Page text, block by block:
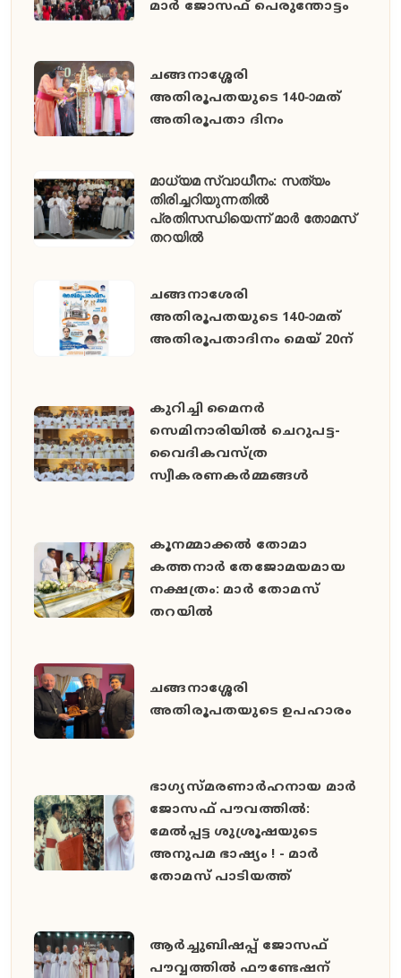
മാർ ജോസഫ് പെരുന്തോട്ടം
ചങ്ങനാശ്ശേരി
അതിരൂപതയുടെ 140-ാമത്
അതിരൂപതാ ദിനം
മാധ്യമ സ്വാധീനം: സത്യം
തിരിച്ചറിയുന്നതിൽ
പ്രതിസന്ധിയെന്ന് മാർ തോമസ്
തറയിൽ
ചങ്ങനാശേരി
അതിരൂപതയുടെ 140-ാമത്
അതിരൂപതാദിനം മെയ് 20ന്
കുറിച്ചി മൈനർ
സെമിനാരിയിൽ ചെറുപട്ട-
വൈദികവസ്ത്ര
സ്വീകരണകർമ്മങ്ങൾ
കൂനമ്മാക്കൽ തോമാ
കത്തനാർ തേജോമയമായ
നക്ഷത്രം: മാർ തോമസ്
തറയിൽ
ചങ്ങനാശ്ശേരി
അതിരൂപതയുടെ ഉപഹാരം
ഭാഗ്യസ്മരണാർഹനായ മാർ
ജോസഫ് പൗവത്തിൽ:
മേൽപ്പട്ട ശുശ്രൂഷയുടെ
അനുപമ ഭാഷ്യം ! - മാർ
തോമസ് പാടിയത്ത്
ആർച്ചുബിഷപ്പ് ജോസഫ്
പൗവ്വത്തിൽ ഫൗണ്ടേഷന്